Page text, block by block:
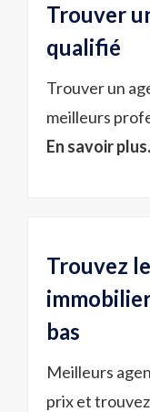
Trouver
qualifié
Trouver un
meilleurs
En savoir
Trouvez
bas
Meilleurs
prix et